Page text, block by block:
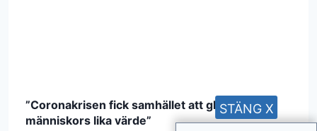
”Coronakrisen fick samhället att glömma
människors lika värde”
STÄNG X